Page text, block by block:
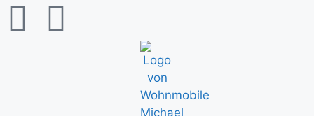
content